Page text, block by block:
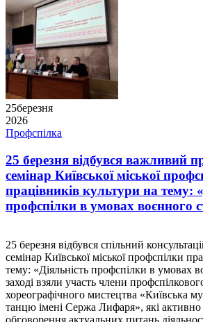
25березня
2026
Профспілка
25 березня відбувся важливий
семінар Київської міської
працівників культури на тему:
профспілки в умовах воєнного
25 березня відбувся спільний
семінар Київської міської профспілки
тему: «Діяльність профспілки в умовах
заході взяли участь члени
хореографічного мистецтва «Київська
танцю імені Сержа Лифаря», які